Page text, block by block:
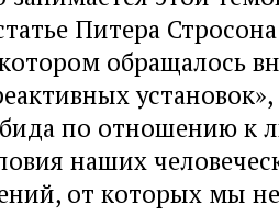
Питера
обращалось
установок»,
по отношению к
наших
от которых мы